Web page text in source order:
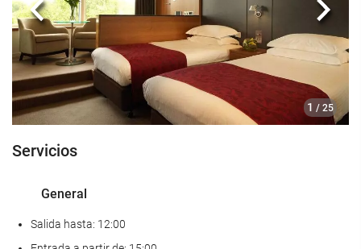
1 / 25
Anterior
Servicios
General
Salida hasta: 12:00